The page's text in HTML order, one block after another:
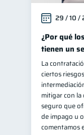
Mipymes
Retiro 1
Gasto
29 / 10 /
¿Por qué
tienen un
La
ciertos
mitigar con
seguro que
de impago u
comentamos